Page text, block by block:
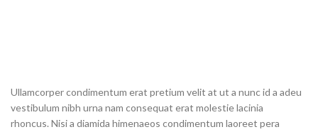
Ullamcorper condimentum erat pretium velit at ut a nunc id a adeu
vestibulum nibh urna nam consequat erat molestie lacinia
rhoncus. Nisi a diamida himenaeos condimentum laoreet pera